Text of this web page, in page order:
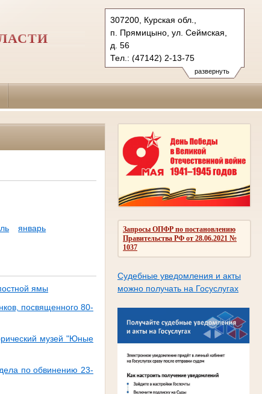
развернуть
307200, Курская обл.,
п. Прямицыно, ул. Сеймская,
д. 56
Тел.: (47142) 2-13-75
oktjabrsky.krs@sudrf.ru
Запросы ОПФР по постановлению
Правительства РФ от 28.06.2021 №
1037
Судебные уведомления и акты
можно получать на Госуслугах
январь
ямы
посвященного 80-
музей "Юные
по обвинению 23-